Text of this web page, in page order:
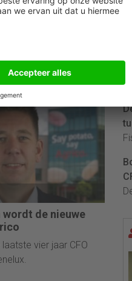
missie: "Volumes
vier, vijf jaar."
wordt de nieuwe
vier jaar CFO